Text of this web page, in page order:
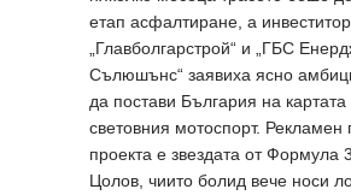
етап асфалтиране, а
„Главболгарстрой“ и „ГБС
Сълюшънс“ заявиха ясно
да постави България на картата
световния мотоспорт. Рекламен
проекта е звездата от Формула
Цолов, чиито болид вече носи